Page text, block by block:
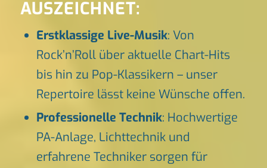
AUSZEICHNET:
Erstklassige Live-Musik: Von
Rock’n’Roll über aktuelle Chart-Hits
bis hin zu Pop-Klassikern – unser
Repertoire lässt keine Wünsche offen.
Professionelle Technik: Hochwertige
PA-Anlage, Lichttechnik und
erfahrene Techniker sorgen für